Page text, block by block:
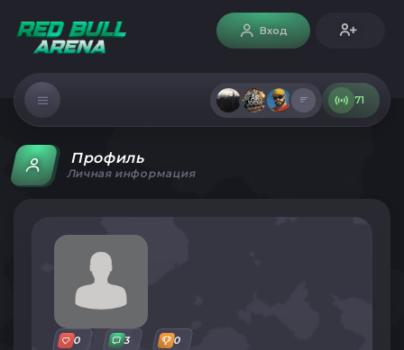
Вход
71
Профиль
Личная информация
0 3 0